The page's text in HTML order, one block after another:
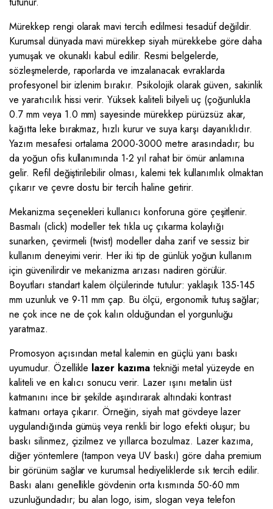
Mürekkep rengi olarak mavi tercih edilmesi tesadüf değildir.
Kurumsal dünyada mavi mürekkep siyah mürekkebe göre daha
yumuşak ve okunaklı kabul edilir. Resmi belgelerde,
sözleşmelerde, raporlarda ve imzalanacak evraklarda
profesyonel bir izlenim bırakır. Psikolojik olarak güven, sakinlik
ve yaratıcılık hissi verir. Yüksek kaliteli bilyeli uç (çoğunlukla
0.7 mm veya 1.0 mm) sayesinde mürekkep pürüzsüz akar,
kağıtta leke bırakmaz, hızlı kurur ve suya karşı dayanıklıdır.
Yazım mesafesi ortalama 2000-3000 metre arasındadır; bu
da yoğun ofis kullanımında 1-2 yıl rahat bir ömür anlamına
gelir. Refil değiştirilebilir olması, kalemi tek kullanımlık olmaktan
çıkarır ve çevre dostu bir tercih haline getirir.
Mekanizma seçenekleri kullanıcı konforuna göre çeşitlenir.
Basmalı (click) modeller tek tıkla uç çıkarma kolaylığı
sunarken, çevirmeli (twist) modeller daha zarif ve sessiz bir
kullanım deneyimi verir. Her iki tip de günlük yoğun kullanım
için güvenilirdir ve mekanizma arızası nadiren görülür.
Boyutları standart kalem ölçülerinde tutulur: yaklaşık 135-145
mm uzunluk ve 9-11 mm çap. Bu ölçü, ergonomik tutuş sağlar;
ne çok ince ne de çok kalın olduğundan el yorgunluğu
yaratmaz.
Promosyon açısından metal kalemin en güçlü yanı baskı
uyumudur. Özellikle lazer kazıma tekniği metal yüzeyde en
kaliteli ve en kalıcı sonucu verir. Lazer ışını metalin üst
katmanını ince bir şekilde aşındırarak altındaki kontrast
katmanı ortaya çıkarır. Örneğin, siyah mat gövdeye lazer
uygulandığında gümüş veya renkli bir logo efekti oluşur; bu
baskı silinmez, çizilmez ve yıllarca bozulmaz. Lazer kazıma,
diğer yöntemlere (tampon veya UV baskı) göre daha premium
bir görünüm sağlar ve kurumsal hediyeliklerde sık tercih edilir.
Baskı alanı genellikle gövdenin orta kısmında 50-60 mm
uzunluğundadır; bu alan logo, isim, slogan veya telefon